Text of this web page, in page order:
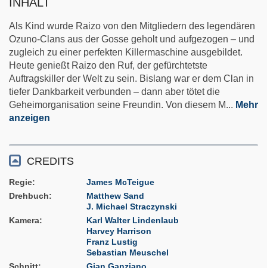
Als Kind wurde Raizo von den Mitgliedern des legendären
Ozuno-Clans aus der Gosse geholt und aufgezogen – und
zugleich zu einer perfekten Killermaschine ausgebildet.
Heute genießt Raizo den Ruf, der gefürchtetste
Auftragskiller der Welt zu sein. Bislang war er dem Clan in
tiefer Dankbarkeit verbunden – dann aber tötet die
Geheimorganisation seine Freundin. Von diesem M... Mehr
anzeigen
CREDITS
Regie
James McTeigue
Drehbuch
Matthew Sand
J. Michael Straczynski
Kamera
Karl Walter Lindenlaub
Harvey Harrison
Franz Lustig
Sebastian Meuschel